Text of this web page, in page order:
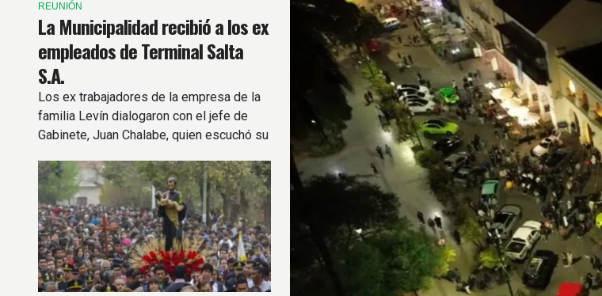
REUNIÓN
La Municipalidad recibió a los ex
empleados de Terminal Salta
S.A.
Los ex trabajadores de la empresa de la
familia Levín dialogaron con el jefe de
Gabinete, Juan Chalabe, quien escuchó su
la terminal.